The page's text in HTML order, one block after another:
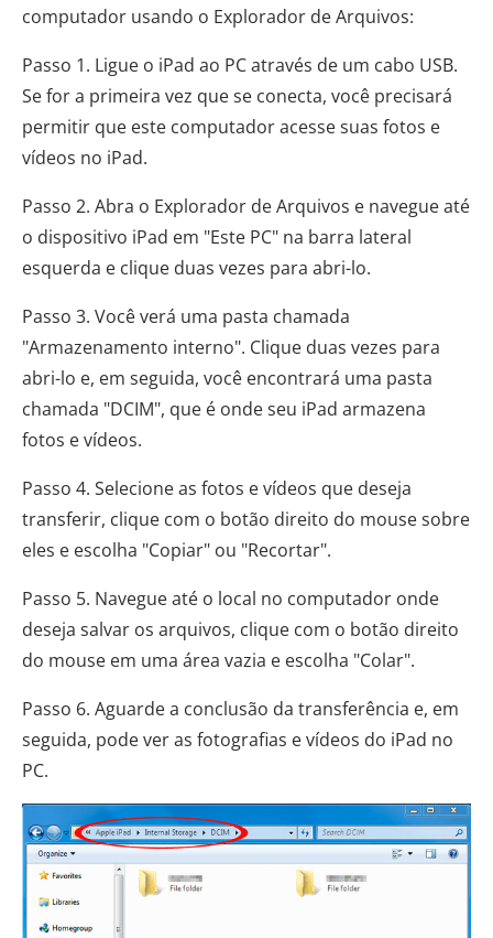
computador usando o Explorador de Arquivos:
Passo 1. Ligue o iPad ao PC através de um cabo USB.
Se for a primeira vez que se conecta, você precisará
permitir que este computador acesse suas fotos e
vídeos no iPad.
Passo 2. Abra o Explorador de Arquivos e navegue até
o dispositivo iPad em "Este PC" na barra lateral
esquerda e clique duas vezes para abri-lo.
Passo 3. Você verá uma pasta chamada
"Armazenamento interno". Clique duas vezes para
abri-lo e, em seguida, você encontrará uma pasta
chamada "DCIM", que é onde seu iPad armazena
fotos e vídeos.
Passo 4. Selecione as fotos e vídeos que deseja
transferir, clique com o botão direito do mouse sobre
eles e escolha "Copiar" ou "Recortar".
Passo 5. Navegue até o local no computador onde
deseja salvar os arquivos, clique com o botão direito
do mouse em uma área vazia e escolha "Colar".
Passo 6. Aguarde a conclusão da transferência e, em
seguida, pode ver as fotografias e vídeos do iPad no
PC.